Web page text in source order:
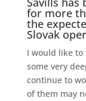
for more
the
Slovak
I would like to
some very
continue to
of them may